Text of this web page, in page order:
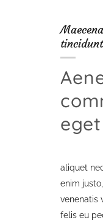
tincidunt
aliquet
enim
venenatis
felis eu